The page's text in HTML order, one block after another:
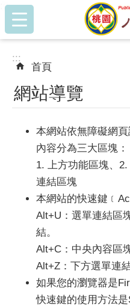
跳到主要內容區塊
:::
:::
首頁
網站導覽
本網站依無障礙網
內容分為三大區塊：
1. 上方功能區塊、
連結區塊
本網站的快速鍵
Alt+U：選單連結區
結。
Alt+C：中央內容區
Alt+Z：下方選單連結
如果您的瀏覽器是
快速鍵的使用方法